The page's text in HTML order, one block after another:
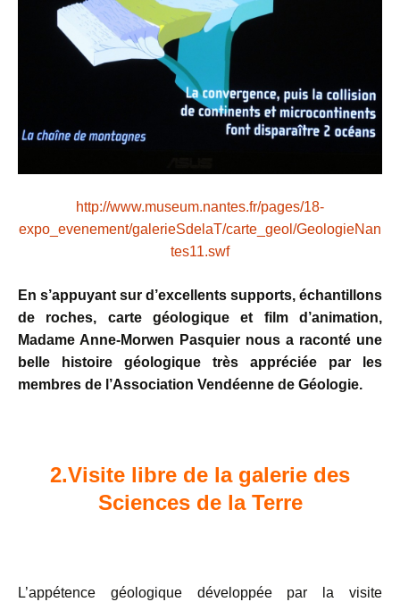
http://www.museum.nantes.fr/pages/18-
expo_evenement/galerieSdelaT/carte_geol/GeologieNan
tes11.swf
En s’appuyant sur d’excellents supports, échantillons
de roches, carte géologique et film d’animation,
Madame Anne-Morwen Pasquier nous a raconté une
belle histoire géologique très appréciée par les
membres de l’Association Vendéenne de Géologie.
2.Visite libre de la galerie des
Sciences de la Terre
L’appétence géologique développée par la visite